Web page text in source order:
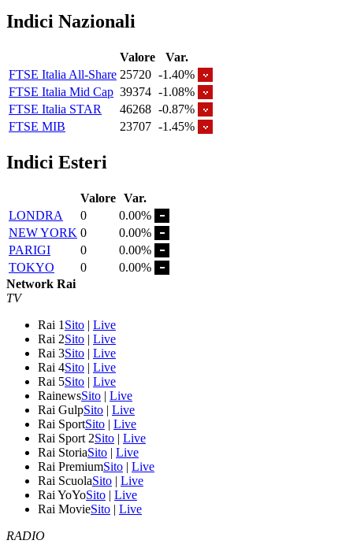
Indici Nazionali
Valore
Var.
FTSE Italia All-Share 25720 -1.40%
FTSE Italia Mid Cap 39374 -1.08%
FTSE Italia STAR
46268 -0.87%
FTSE MIB
23707 -1.45%
Indici Esteri
Valore Var.
LONDRA
0
0.00%
NEW YORK 0
0.00%
PARIGI
0
0.00%
TOKYO
0
0.00%
Network Rai
TV
Rai 1 Sito | Live
Rai 2Sito | Live
Rai 3Sito | Live
Rai 4Sito | Live
Rai 5Sito | Live
RainewsSito | Live
Rai GulpSito | Live
Rai SportSito | Live
Rai Sport 2Sito | Live
Rai StoriaSito | Live
Rai PremiumSito | Live
Rai ScuolaSito | Live
Rai YoYoSito | Live
Rai MovieSito | Live
RADIO